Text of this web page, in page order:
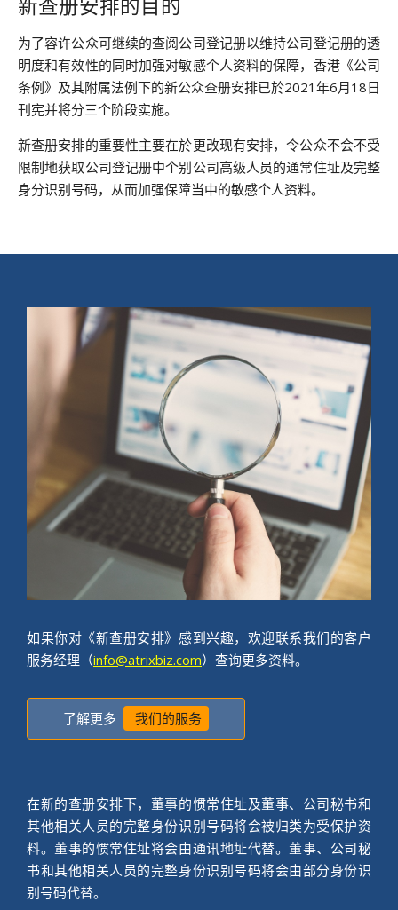
新查册安排的目的
为了容许公众可继续的查阅公司登记册以维持公司登记册的透
明度和有效性的同时加强对敏感个人资料的保障，香港《公司
条例》及其附属法例下的新公众查册安排已於2021年6月18日
刊宪并将分三个阶段实施。
新查册安排的重要性主要在於更改现有安排，令公众不会不受
限制地获取公司登记册中个别公司高级人员的通常住址及完整
身分识别号码，从而加强保障当中的敏感个人资料。
如果你对《新查册安排》感到兴趣，欢迎联系我们的客户
服务经理（info@atrixbiz.com）查询更多资料。
了解更多 我们的服务
在新的查册安排下，董事的惯常住址及董事、公司秘书和
其他相关人员的完整身份识别号码将会被归类为受保护资
料。董事的惯常住址将会由通讯地址代替。董事、公司秘
书和其他相关人员的完整身份识别号码将会由部分身份识
别号码代替。